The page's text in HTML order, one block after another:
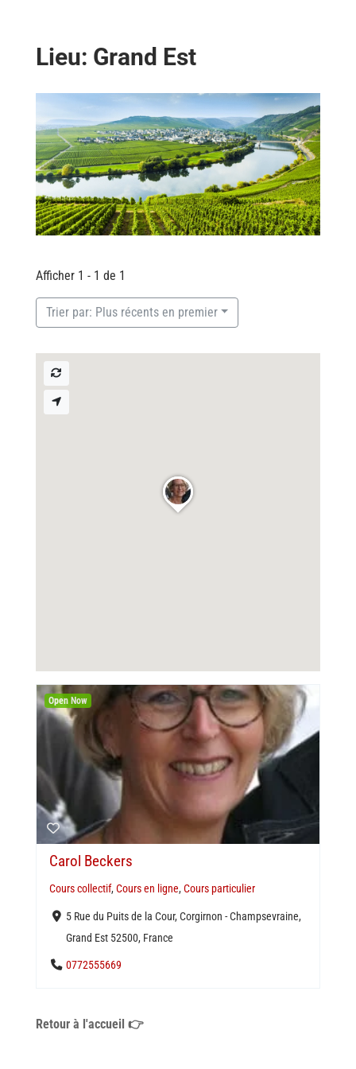
Lieu: Grand Est
Afficher 1 - 1 de 1
Trier par: Plus récents en premier
Carol Beckers
Cours collectif, Cours en ligne, Cours particulier
5 Rue du Puits de la Cour, Corgirnon - Champsevraine,
Grand Est 52500, France
0772555669
Open Now
Retour à l'accueil 👉